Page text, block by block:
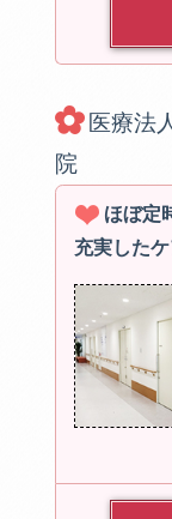
医療法
院
ほぼ定
充実した